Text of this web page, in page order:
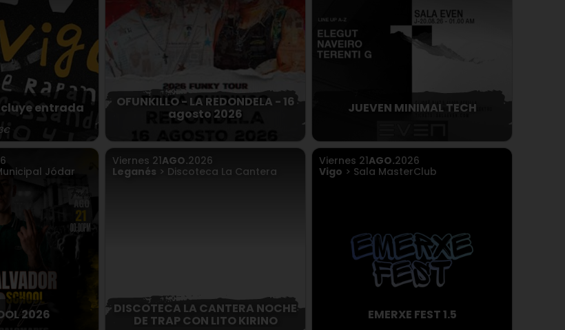
entrada OFUNKILLO - LA REDONDELA - 16
agosto 2026 JUEVEN MINIMAL TECH
Jódar
2026
Viernes 21AGO.2026
Leganés > Discoteca La Cantera
DISCOTECA LA CANTERA NOCHE
DE TRAP CON LITO KIRINO
Viernes 21AGO.2026
Vigo > Sala MasterClub
EMERXE FEST 1.5